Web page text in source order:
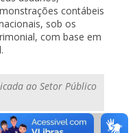
contábeis
sob os
com base em
ao Setor Público